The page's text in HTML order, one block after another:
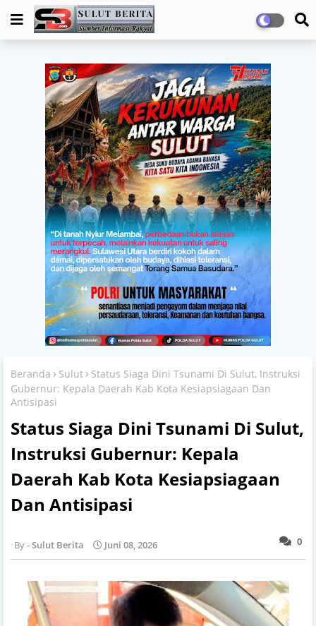
Beranda Sulut
Status Siaga Dini Tsunami Di Sulut, Instruksi
Gubernur: Kepala Daerah Kab Kota Kesiapsiagaan Dan
Antisipasi
Status Siaga Dini Tsunami Di Sulut,
Instruksi Gubernur: Kepala
Daerah Kab Kota Kesiapsiagaan
Dan Antisipasi
0
Sulut Berita Juni 08, 2026